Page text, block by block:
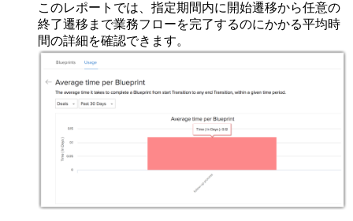
このレポートでは、指定期間内に開始遷移から任意の
終了遷移まで業務フローを完了するのにかかる平均時
間の詳細を確認できます。